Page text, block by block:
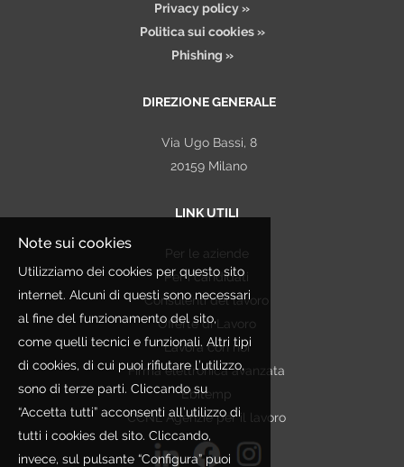
Privacy policy »
Politica sui cookies »
Phishing »
DIREZIONE GENERALE
Via Ugo Bassi, 8
20159 Milano
LINK UTILI
Per le aziende
Per i candidati
Consulenti del lavoro
Offerte di Lavoro
Lavora con noi
Firma elettronica avanzata
Ebitemp
CCNL Agenzie per il lavoro
Note sui cookies
Utilizziamo dei cookies per questo sito
internet. Alcuni di questi sono necessari
al fine del funzionamento del sito,
come quelli tecnici e funzionali. Altri tipi
di cookies, di cui puoi rifiutare l’utilizzo,
sono di terze parti. Cliccando su
“Accetta tutti” acconsenti all’utilizzo di
tutti i cookies del sito. Cliccando,
invece, sul pulsante “Configura” puoi